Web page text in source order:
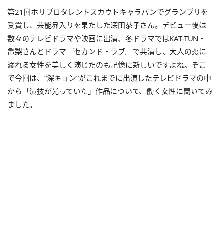
第21回ホリプロタレントスカウトキャラバンでグランプリを
受賞し、芸能界入りを果たした深田恭子さん。デビュー後は
数々のテレビドラマや映画に出演、冬ドラマではKAT-TUN・
亀梨さんとドラマ『セカンド・ラブ』で共演し、大人の恋に
溺れる女性を美しく演じたのも記憶に新しいですよね。そこ
で今回は、“深キョン”がこれまでに出演したテレビドラマの中
から「演技が光っていた」作品について、働く女性に聞いてみ
ました。